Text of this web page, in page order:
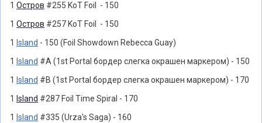
1 Остров #255 KoT Foil - 150
1 Остров #257 KoT Foil - 150
1 Island - 150 (Foil Showdown Rebecca Guay)
1 Island #A (1st Portal бордер слегка окрашен маркером) - 150
1 Island #B (1st Portal бордер слегка окрашен маркером) - 170
1 Island #287 Foil Time Spiral - 170
1 Island #335 (Urza's Saga) - 160